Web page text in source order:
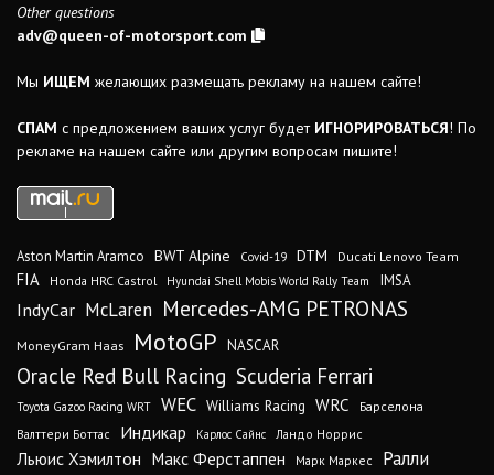
Other questions
adv@queen-of-motorsport.com
Мы ИЩЕМ желающих размещать рекламу на нашем сайте!
СПАМ с предложением ваших услуг будет ИГНОРИРОВАТЬСЯ! По
рекламе на нашем сайте или другим вопросам пишите!
Aston Martin Aramco BWT Alpine Covid-19 DTM Ducati Lenovo Team
FIA Honda HRC Castrol Hyundai Shell Mobis World Rally Team IMSA
IndyCar McLaren Mercedes-AMG PETRONAS
MoneyGram Haas MotoGP NASCAR
Oracle Red Bull Racing Scuderia Ferrari
Toyota Gazoo Racing WRT WEC Williams Racing WRC
Барселона
Валттери Боттас
Индикар Карлос Сайнс Ландо Норрис
Льюис Хэмилтон Макс Ферстаппен Марк Маркес Ралли